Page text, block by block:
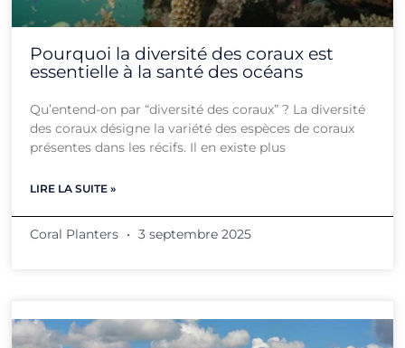
Pourquoi la diversité des coraux est
essentielle à la santé des océans
Qu’entend-on par “diversité des coraux” ? La diversité
des coraux désigne la variété des espèces de coraux
présentes dans les récifs. Il en existe plus
LIRE LA SUITE »
Coral Planters 3 septembre 2025